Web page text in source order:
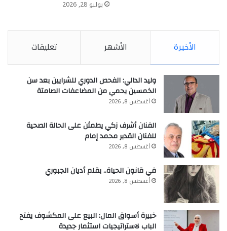
يوليو 28, 2026
الأخيرة الأشهر تعليقات
وليد الدالي: الفحص الدوري للشرايين بعد سن
الخمسين يحمي من المضاعفات الصامتة
أغسطس 8, 2026
الفنان أشرف زكي يطمئن على الحالة الصحية
للفنان القدير محمد إمام
أغسطس 8, 2026
في قانون الحياة.. بقلم أديان الجبوري
أغسطس 8, 2026
خبيرة أسواق المال: البيع على المكشوف يفتح
الباب لاستراتيجيات استثمار جديدة